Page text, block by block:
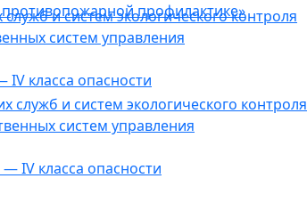
и систем экологического контроля
систем управления
класса опасности
профилактике»
служб и систем экологического контроля
систем управления
IV класса опасности